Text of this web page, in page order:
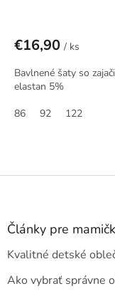
€16,90 / ks
Bavlnené šaty so
elastan 5%
86
92 122
Z
Články pre
Kvalitné detské
Ako vybrať správne